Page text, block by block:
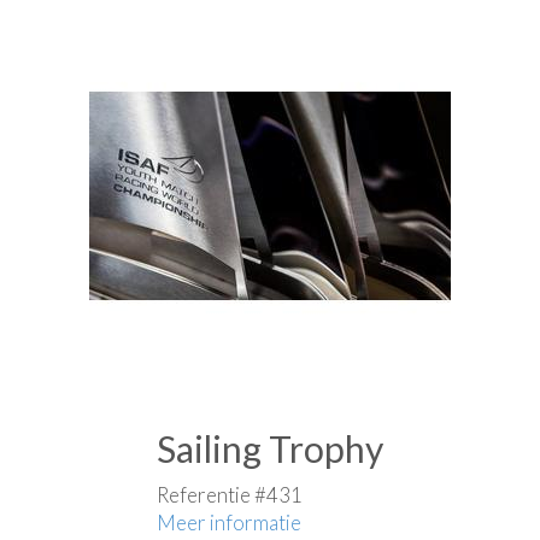
Sailing Trophy
Referentie #431
Meer informatie